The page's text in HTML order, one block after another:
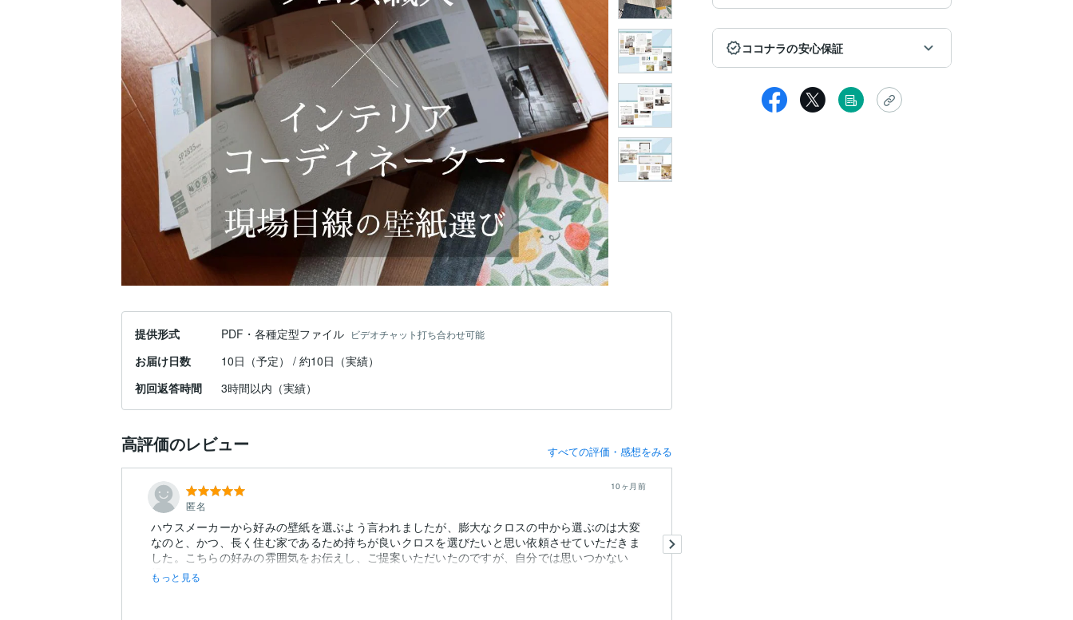
提供形式 PDF・各種定型ファイル ビデオチャット打ち合わせ可能
お届け日数
10日（予定） / 約10日（実績）
初回返答時間
3時間以内（実績）
高評価のレビュー すべての評価・感想をみる
匿名
10ヶ月前
ハウスメーカーから好みの壁紙を選ぶよう言われましたが、膨大なクロスの中から選ぶのは大変
なのと、かつ、長く住む家であるため持ちが良いクロスを選びたいと思い依頼させていただきま
した。こちらの好みの雰囲気をお伝えし、ご提案いただいたのですが、自分では思いつかない
組...
もっと見る
ココナラの安心保証